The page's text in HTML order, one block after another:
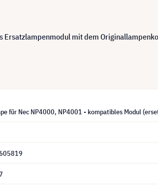
Ersatzlampenmodul mit dem
für Nec NP4000, NP4001 - kompatibles Modul